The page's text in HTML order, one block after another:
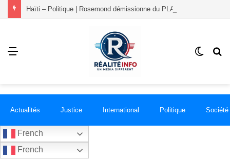
Menu
Switch
Actualités Justice International Politique Société
French
French